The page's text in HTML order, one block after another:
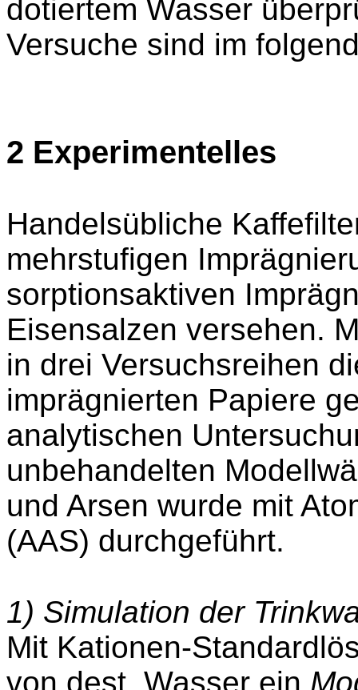
dotiertem Wasser
Versuche sind im
2 Experimentelles
Handelsübliche
mehrstufigen
sorptionsaktiven
Eisensalzen versehen.
in drei Versuchsreihen
imprägnierten Papiere
analytischen
unbehandelten
und Arsen wurde mit
(AAS) durchgeführt.
1) Simulation der
Mit Kationen-
von dest. Wasser ein